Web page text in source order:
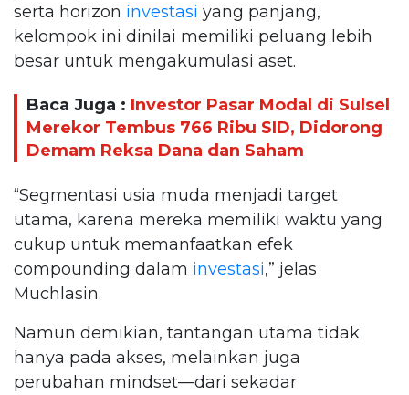
serta horizon investasi yang panjang,
kelompok ini dinilai memiliki peluang lebih
besar untuk mengakumulasi aset.
Baca Juga : Investor Pasar Modal di Sulsel
Merekor Tembus 766 Ribu SID, Didorong
Demam Reksa Dana dan Saham
“Segmentasi usia muda menjadi target
utama, karena mereka memiliki waktu yang
cukup untuk memanfaatkan efek
compounding dalam investasi,” jelas
Muchlasin.
Namun demikian, tantangan utama tidak
hanya pada akses, melainkan juga
perubahan mindset—dari sekadar